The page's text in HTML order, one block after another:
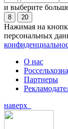
и выберите
8 20
Нажимая на
персональных
О нас
Партнеры
наверх